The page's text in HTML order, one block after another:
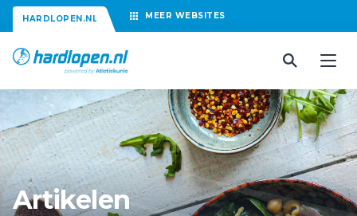
HARDLOPEN.NL MEER WEBSITES
Artikelen